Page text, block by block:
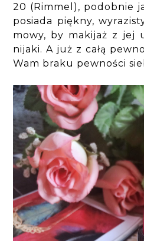
20 (Rimmel), podobnie
posiada piękny,
mowy, by makijaż z jej
nijaki. A już z całą
Wam braku pewności